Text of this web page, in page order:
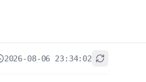
2026-08-06 23:34:02